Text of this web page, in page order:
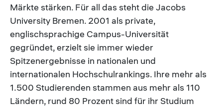
Märkte stärken. Für all das steht die Jacobs
University Bremen. 2001 als private,
englischsprachige Campus-Universität
gegründet, erzielt sie immer wieder
Spitzenergebnisse in nationalen und
internationalen Hochschulrankings. Ihre mehr als
1.500 Studierenden stammen aus mehr als 110
Ländern, rund 80 Prozent sind für ihr Studium